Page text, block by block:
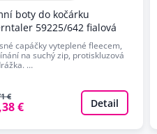
boty do kočárku
59225/642 fialová
capáčky vyteplené fleecem,
na suchý zip, protiskluzová
…
€
€ Detail